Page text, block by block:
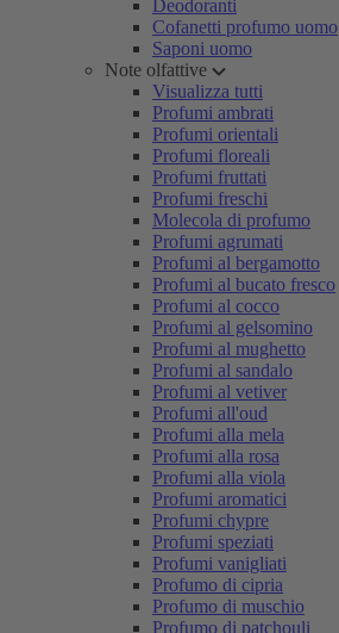
Deodoranti
Cofanetti profumo uomo
Saponi uomo
Note olfattive
Visualizza tutti
Profumi ambrati
Profumi orientali
Profumi floreali
Profumi fruttati
Profumi freschi
Molecola di profumo
Profumi agrumati
Profumi al bergamotto
Profumi al bucato fresco
Profumi al cocco
Profumi al gelsomino
Profumi al mughetto
Profumi al sandalo
Profumi al vetiver
Profumi all'oud
Profumi alla mela
Profumi alla rosa
Profumi alla viola
Profumi aromatici
Profumi chypre
Profumi speziati
Profumi vanigliati
Profumo di cipria
Profumo di muschio
Profumo di patchouli